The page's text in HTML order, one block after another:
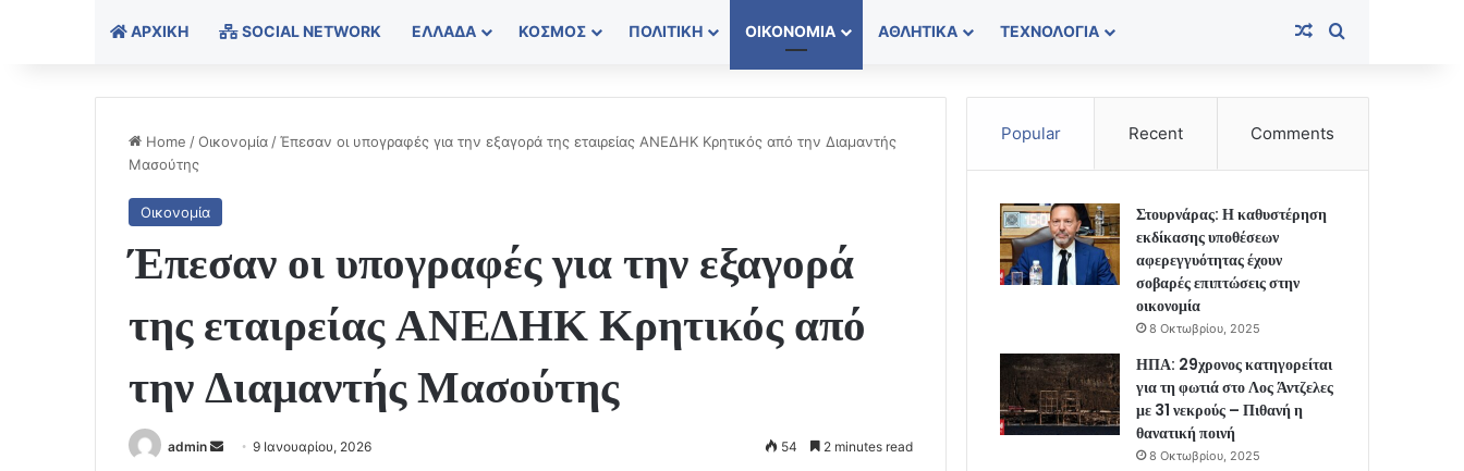
ΑΡΧΙΚΉ SOCIAL NETWORK ΕΛΛΆΔΑ ΚΌΣΜΟΣ ΠΟΛΙΤΙΚΉ ΟΙΚΟΝΟΜΊΑ ΑΘΛΗΤΙΚΆ ΤΕΧΝΟΛΟΓΊΑ Random Article
Home /Οικονομία /Έπεσαν οι υπογραφές για την εξαγορά της εταιρείας ΑΝΕΔΗΚ Κρητικός από την Διαμαντής
Μασούτης
Οικονομία
Έπεσαν οι υπογραφές για την εξαγορά
της εταιρείας ΑΝΕΔΗΚ Κρητικός από
την Διαμαντής Μασούτης
admin
Send9 Ιανουαρίου, 2026 54 2 minutes read
Popular Recent Comments
Στουρνάρας: Η καθυστέρηση
εκδίκασης υποθέσεων
αφερεγγυότητας έχουν
σοβαρές επιπτώσεις στην
οικονομία
8 Οκτωβρίου, 2025
ΗΠΑ: 29χρονος κατηγορείται
για τη φωτιά στο Λος Άντζελες
με 31 νεκρούς – Πιθανή η
θανατική ποινή
8 Οκτωβρίου, 2025